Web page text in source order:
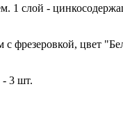
1 слой -
фрезеровкой, цвет
3 шт.